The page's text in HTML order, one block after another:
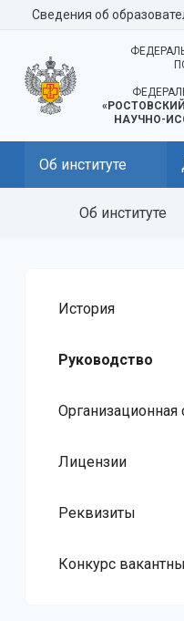
Сведения об
НАУЧНО-
Об институте
Об институте
История
Руководство
Организационная
Лицензии
Реквизиты
Конкурс